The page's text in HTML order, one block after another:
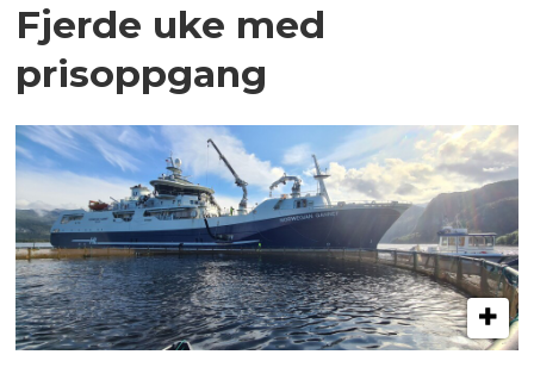
Fjerde uke med
prisoppgang